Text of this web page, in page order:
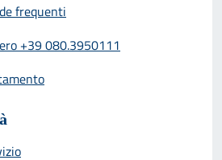
frequenti
+39 080.3950111